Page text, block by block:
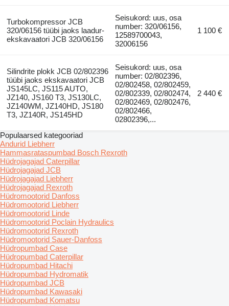
Turbokompressor JCB
320/06156 tüübi jaoks laadur-
ekskavaatori JCB 320/06156
Seisukord: uus, osa
number: 320/06156,
12589700043,
32006156
1 100 €
Silindrite plokk JCB 02/802396
tüübi jaoks ekskavaatori JCB
JS145LC, JS115 AUTO,
JZ140, JS160 T3, JS130LC,
JZ140WM, JZ140HD, JS180
T3, JZ140R, JS145HD
Seisukord: uus, osa
number: 02/802396,
02/802458, 02/802459,
02/802339, 02/802474,
02/802469, 02/802476,
02/802466,
02802396,...
2 440 €
Populaarsed kategooriad
Andurid Liebherr
Hammasrataspumbad Bosch Rexroth
Hüdrojagajad Caterpillar
Hüdrojagajad JCB
Hüdrojagajad Liebherr
Hüdrojagajad Rexroth
Hüdromootorid Danfoss
Hüdromootorid Liebherr
Hüdromootorid Linde
Hüdromootorid Poclain Hydraulics
Hüdromootorid Rexroth
Hüdromootorid Sauer-Danfoss
Hüdropumbad Case
Hüdropumbad Caterpillar
Hüdropumbad Hitachi
Hüdropumbad Hydromatik
Hüdropumbad JCB
Hüdropumbad Kawasaki
Hüdropumbad Komatsu